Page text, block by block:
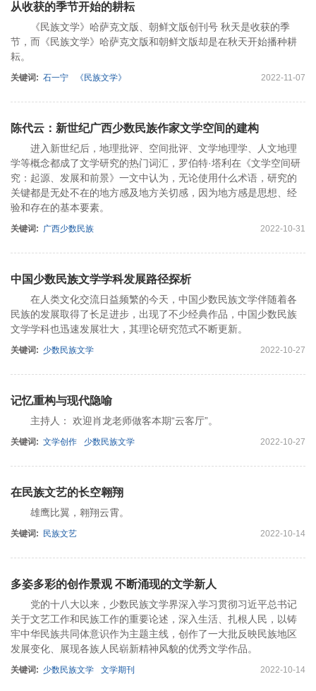
从收获的季节开始的耕耘
《民族文学》哈萨克文版、朝鲜文版创刊号 秋天是收获的季
节，而《民族文学》哈萨克文版和朝鲜文版却是在秋天开始播种耕
耘。
关键词: 石一宁 《民族文学》 2022-11-07
陈代云：新世纪广西少数民族作家文学空间的建构
进入新世纪后，地理批评、空间批评、文学地理学、人文地理
学等概念都成了文学研究的热门词汇，罗伯特·塔利在《文学空间研
究：起源、发展和前景》一文中认为，无论使用什么术语，研究的
关键都是无处不在的地方感及地方关切感，因为地方感是思想、经
验和存在的基本要素。
关键词: 广西少数民族 2022-10-31
中国少数民族文学学科发展路径探析
在人类文化交流日益频繁的今天，中国少数民族文学伴随着各
民族的发展取得了长足进步，出现了不少经典作品，中国少数民族
文学学科也迅速发展壮大，其理论研究范式不断更新。
关键词: 少数民族文学 2022-10-27
记忆重构与现代隐喻
主持人： 欢迎肖龙老师做客本期“云客厅”。
关键词: 文学创作 少数民族文学 2022-10-27
在民族文艺的长空翱翔
雄鹰比翼，翱翔云霄。
关键词: 民族文艺 2022-10-14
多姿多彩的创作景观 不断涌现的文学新人
党的十八大以来，少数民族文学界深入学习贯彻习近平总书记
关于文艺工作和民族工作的重要论述，深入生活、扎根人民，以铸
牢中华民族共同体意识作为主题主线，创作了一大批反映民族地区
发展变化、展现各族人民崭新精神风貌的优秀文学作品。
关键词: 少数民族文学 文学期刊 2022-10-14